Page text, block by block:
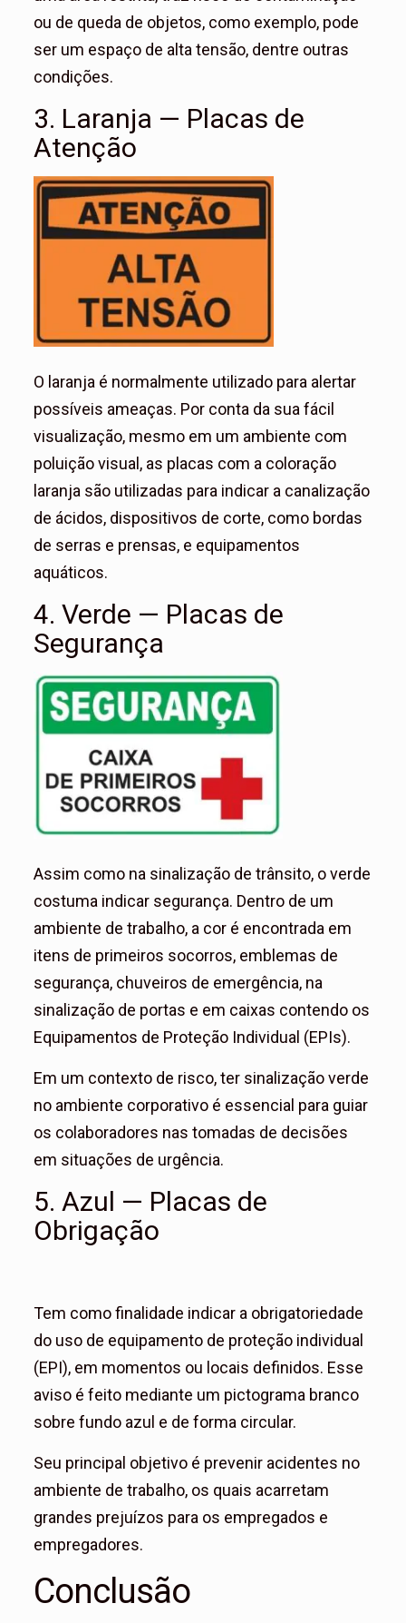
ou de queda de objetos, como exemplo, pode
ser um espaço de alta tensão, dentre outras
condições.
3. Laranja — Placas de
Atenção
O laranja é normalmente utilizado para alertar
possíveis ameaças. Por conta da sua fácil
visualização, mesmo em um ambiente com
poluição visual, as placas com a coloração
laranja são utilizadas para indicar a canalização
de ácidos, dispositivos de corte, como bordas
de serras e prensas, e equipamentos
aquáticos.
4. Verde — Placas de
Segurança
Assim como na sinalização de trânsito, o verde
costuma indicar segurança. Dentro de um
ambiente de trabalho, a cor é encontrada em
itens de primeiros socorros, emblemas de
segurança, chuveiros de emergência, na
sinalização de portas e em caixas contendo os
Equipamentos de Proteção Individual (EPIs).
Em um contexto de risco, ter sinalização verde
no ambiente corporativo é essencial para guiar
os colaboradores nas tomadas de decisões
em situações de urgência.
5. Azul — Placas de
Obrigação
Tem como finalidade indicar a obrigatoriedade
do uso de equipamento de proteção individual
(EPI), em momentos ou locais definidos. Esse
aviso é feito mediante um pictograma branco
sobre fundo azul e de forma circular.
Seu principal objetivo é prevenir acidentes no
ambiente de trabalho, os quais acarretam
grandes prejuízos para os empregados e
empregadores.
Conclusão